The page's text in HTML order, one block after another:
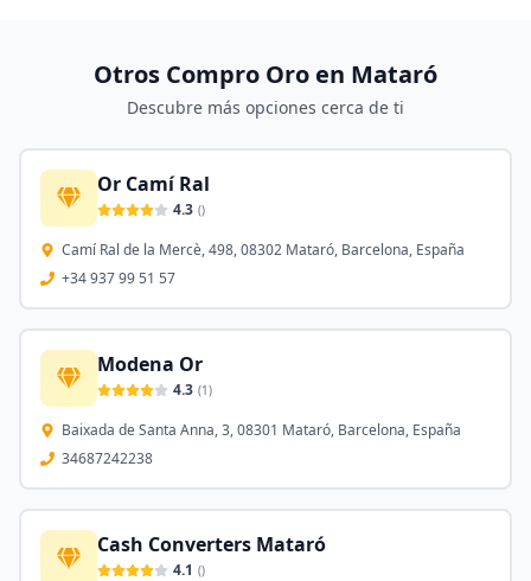
Otros Compro Oro en Mataró
Descubre más opciones cerca de ti
Or Camí Ral
4.3 ()
Camí Ral de la Mercè, 498, 08302 Mataró, Barcelona, España
+34 937 99 51 57
Modena Or
4.3 (1)
Baixada de Santa Anna, 3, 08301 Mataró, Barcelona, España
34687242238
Cash Converters Mataró
4.1 ()